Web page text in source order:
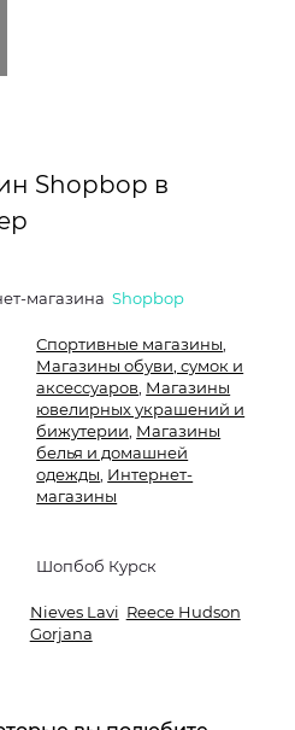
Shopbop в
магазина Shopbop
Спортивные магазины
Магазины обуви, сумок и
аксессуаров Магазины
ювелирных украшений и
бижутерии Магазины
белья и домашней
одежды Интернет-
магазины
Шопбоб Курск
Nieves Lavi Reece Hudson
Gorjana